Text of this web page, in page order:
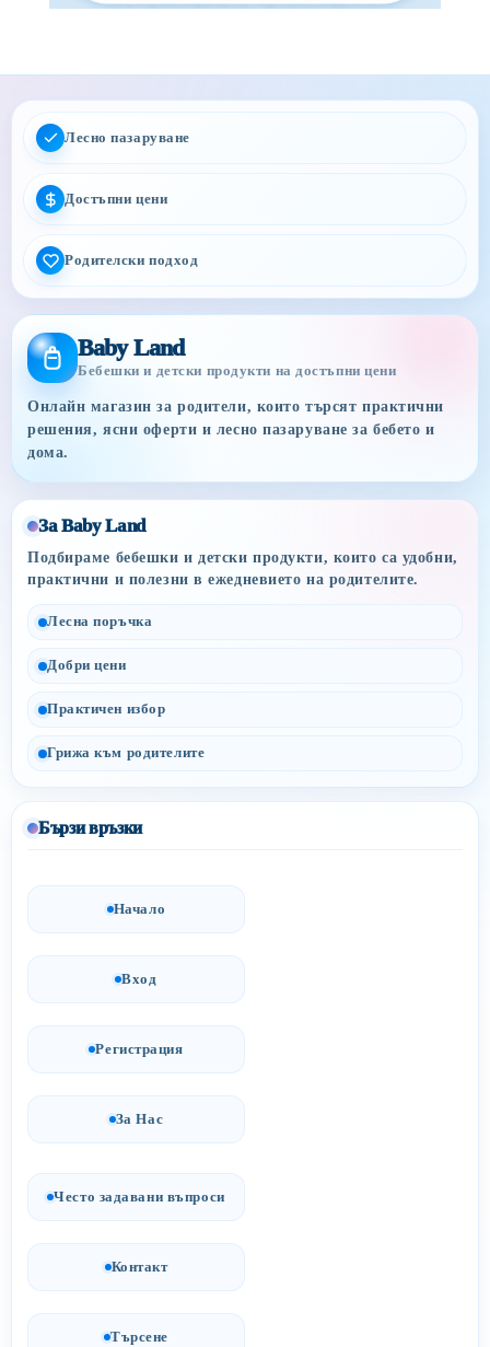
Лесно пазаруване
Достъпни цени
Родителски подход
Baby Land
Бебешки и детски продукти на достъпни цени
Онлайн магазин за родители, които търсят практични
решения, ясни оферти и лесно пазаруване за бебето и
дома.
За Baby Land
Подбираме бебешки и детски продукти, които са удобни,
практични и полезни в ежедневието на родителите.
Лесна поръчка
Добри цени
Практичен избор
Грижа към родителите
Бързи връзки
Начало
Вход
Регистрация
За Нас
Често задавани въпроси
Контакт
Търсене